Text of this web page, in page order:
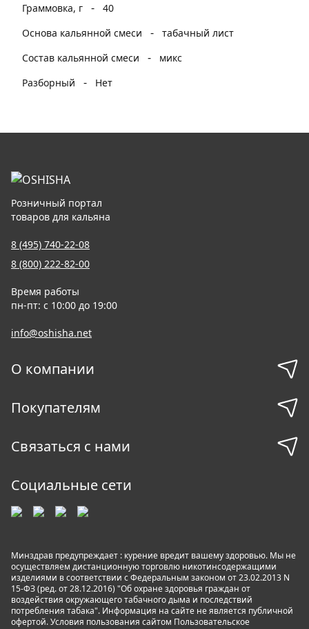
Граммовка, г
- 40
Основа кальянной смеси
- табачный лист
Состав кальянной смеси
-
микс
Разборный
- Нет
Розничный портал
товаров для кальяна
8 (495) 740-22-08
8 (800) 222-82-00
Время работы
пн-пт: с 10:00 до 19:00
info@oshisha.net
О компании
Покупателям
Связаться с нами
Социальные сети
Минздрав предупреждает : курение вредит вашему здоровью. Мы не
осуществляем дистанционную торговлю никотинсодержащими
изделиями в соответствии с Федеральным законом от 23.02.2013 N
15-ФЗ (ред. от 28.12.2016) "Об охране здоровья граждан от
воздействия окружающего табачного дыма и последствий
потребления табака". Информация на сайте не является публичной
офертой. Условия пользования сайтом Пользовательское